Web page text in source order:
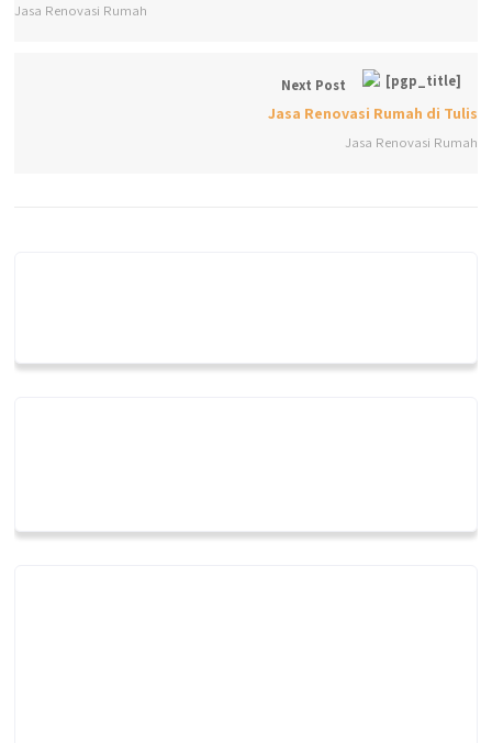
Jasa Renovasi Rumah
Next Post
Jasa Renovasi Rumah di Tulis
Jasa Renovasi Rumah